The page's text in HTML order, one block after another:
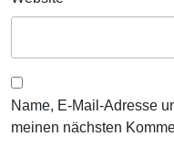
Name, E-Mail-Adresse
meinen nächsten